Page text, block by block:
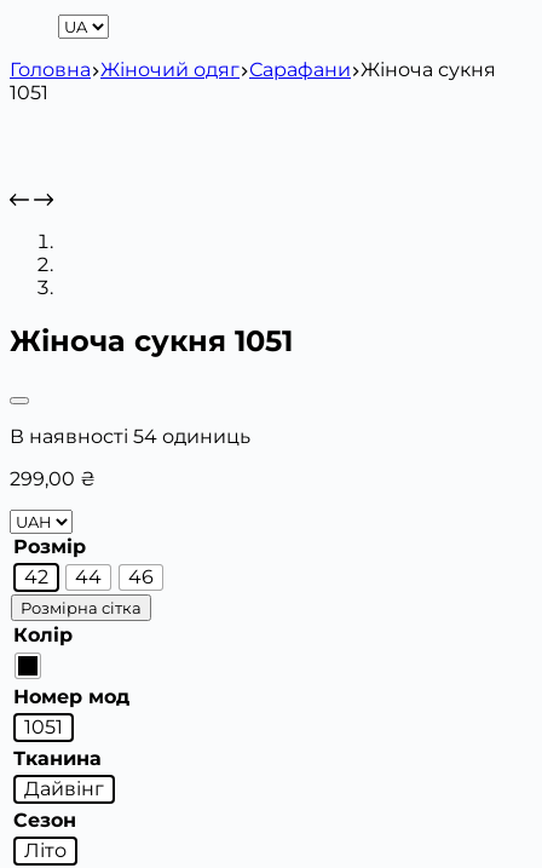
Головна Жіночий одяг Сарафани Жіноча сукня
1051
Жіноча сукня 1051
В наявності 54 одиниць
299,00 ₴
Розмір
42
44 46
Розмірна сітка
Колір
Номер мод
1051
Тканина
Дайвінг
Сезон
Літо